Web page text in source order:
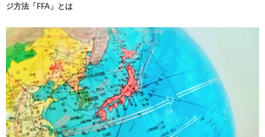
ジ方法「FFA」とは